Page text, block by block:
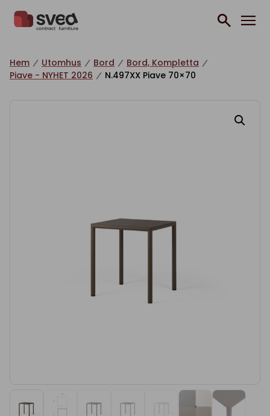
Hem Utomhus Bord
Bord, Kompletta
Piave - NYHET 2026
N.497XX Piave 70×70